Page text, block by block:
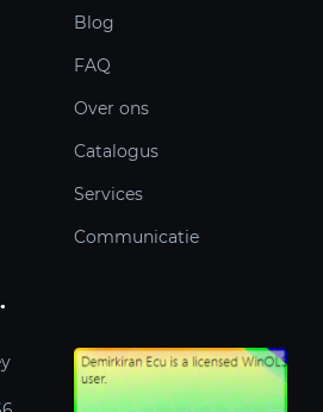
Blog
FAQ
Over ons
Catalogus
Services
Communicatie